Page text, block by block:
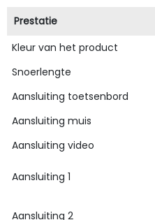
Prestatie
Kleur van het product
Snoerlengte
Aansluiting toetsenbord
Aansluiting muis
Aansluiting video
Aansluiting 1
Aansluiting 2